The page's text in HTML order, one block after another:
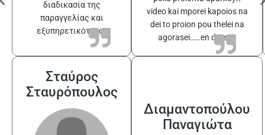
διαδικασία της
παραγγελίας και
εξυπηρετικότατοι
video kai mporei kapoios na
dei to proion pou thelei na
agorasei……en drasei!
Σταύρος
Σταυρόπουλος
Διαμαντοπούλου
Παναγιώτα